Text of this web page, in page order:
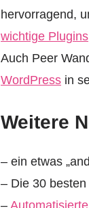
hervorragend,
wichtige Plugins
Auch Peer
WordPress in
Weitere
– ein etwas
– Die 30 besten
–